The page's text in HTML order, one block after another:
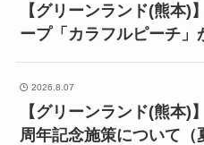
【グリーンランド(熊本)
ープ「カラフルピーチ」
2026.8.07
【グリーンランド(熊本)
周年記念施策について（